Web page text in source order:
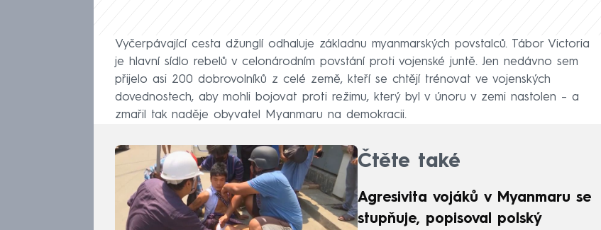
Vyčerpávající cesta džunglí odhaluje základnu myanmarských povstalců. Tábor Victoria
je hlavní sídlo rebelů v celonárodním povstání proti vojenské juntě. Jen nedávno sem
přijelo asi 200 dobrovolníků z celé země, kteří se chtějí trénovat ve vojenských
dovednostech, aby mohli bojovat proti režimu, který byl v únoru v zemi nastolen – a
zmařil tak naděje obyvatel Myanmaru na demokracii.
Čtěte také
Agresivita vojáků v Myanmaru se
stupňuje, popisoval polský